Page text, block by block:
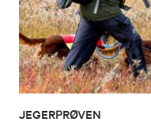
JEGERPRØVEN